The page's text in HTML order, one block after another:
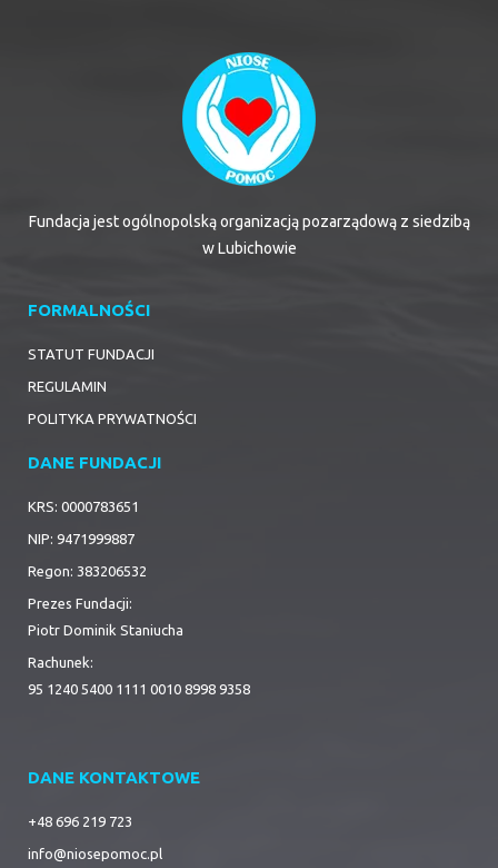
Fundacja jest ogólnopolską organizacją pozarządową z siedzibą
w Lubichowie
FORMALNOŚCI
STATUT FUNDACJI
REGULAMIN
POLITYKA PRYWATNOŚCI
DANE FUNDACJI
KRS: 0000783651
NIP: 9471999887
Regon: 383206532
Prezes Fundacji:
Piotr Dominik Staniucha
Rachunek:
95 1240 5400 1111 0010 8998 9358
DANE KONTAKTOWE
+48 696 219 723
info@niosepomoc.pl